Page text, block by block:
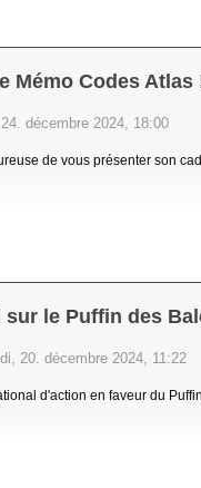
Mémo Codes Atlas
décembre 2024, 18:00
de vous présenter son
le Puffin des
20. décembre 2024, 11:22
d'action en faveur du